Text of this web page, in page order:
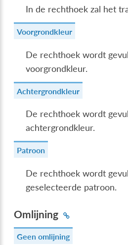
In de rechthoek zal het
Voorgrondkleur
De rechthoek wordt
voorgrondkleur.
Achtergrondkleur
De rechthoek wordt
achtergrondkleur.
Patroon
De rechthoek wordt
geselecteerde patroon.
Omlijning
Geen omlijning